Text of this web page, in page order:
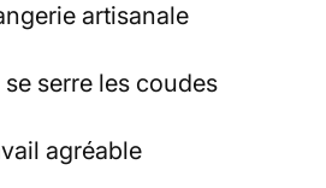
artisanale
serre les coudes
agréable